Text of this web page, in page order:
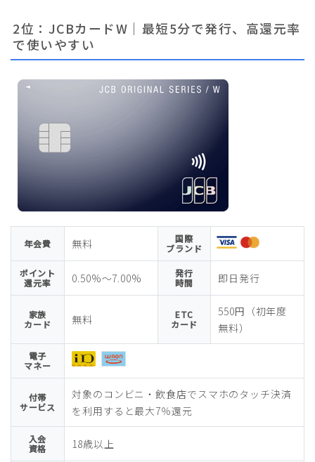
2位：JCBカードW｜最短5分で発行、高還元率
で使いやすい
年会費 無料
国際
ブランド
ポイント
還元率
0.50%〜7.00%
発行
時間
即日発行
家族
カード
無料
ETC
カード
550円（初年度
無料）
電子
マネー
付帯
サービス
対象のコンビニ・飲食店でスマホのタッチ決済
を利用すると最大7％還元
入会
資格
18歳以上